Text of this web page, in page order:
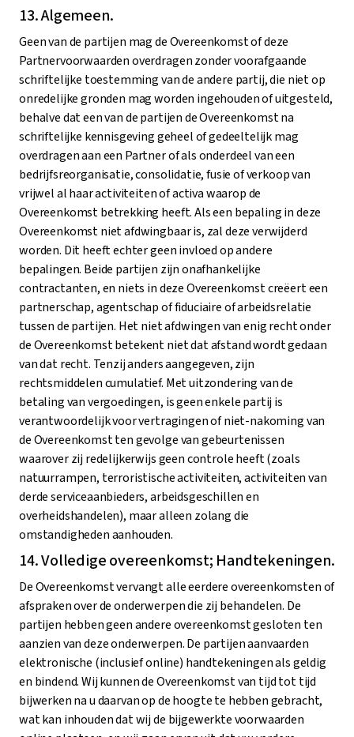
13. Algemeen.
Geen van de partijen mag de Overeenkomst of deze
Partnervoorwaarden overdragen zonder voorafgaande
schriftelijke toestemming van de andere partij, die niet op
onredelijke gronden mag worden ingehouden of uitgesteld,
behalve dat een van de partijen de Overeenkomst na
schriftelijke kennisgeving geheel of gedeeltelijk mag
overdragen aan een Partner of als onderdeel van een
bedrijfsreorganisatie, consolidatie, fusie of verkoop van
vrijwel al haar activiteiten of activa waarop de
Overeenkomst betrekking heeft. Als een bepaling in deze
Overeenkomst niet afdwingbaar is, zal deze verwijderd
worden. Dit heeft echter geen invloed op andere
bepalingen. Beide partijen zijn onafhankelijke
contractanten, en niets in deze Overeenkomst creëert een
partnerschap, agentschap of fiduciaire of arbeidsrelatie
tussen de partijen. Het niet afdwingen van enig recht onder
de Overeenkomst betekent niet dat afstand wordt gedaan
van dat recht. Tenzij anders aangegeven, zijn
rechtsmiddelen cumulatief. Met uitzondering van de
betaling van vergoedingen, is geen enkele partij is
verantwoordelijk voor vertragingen of niet-nakoming van
de Overeenkomst ten gevolge van gebeurtenissen
waarover zij redelijkerwijs geen controle heeft (zoals
natuurrampen, terroristische activiteiten, activiteiten van
derde serviceaanbieders, arbeidsgeschillen en
overheidshandelen), maar alleen zolang die
omstandigheden aanhouden.
14. Volledige overeenkomst; Handtekeningen.
De Overeenkomst vervangt alle eerdere overeenkomsten of
afspraken over de onderwerpen die zij behandelen. De
partijen hebben geen andere overeenkomst gesloten ten
aanzien van deze onderwerpen. De partijen aanvaarden
elektronische (inclusief online) handtekeningen als geldig
en bindend. Wij kunnen de Overeenkomst van tijd tot tijd
bijwerken na u daarvan op de hoogte te hebben gebracht,
wat kan inhouden dat wij de bijgewerkte voorwaarden